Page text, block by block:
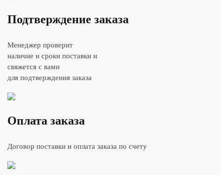
Подтверждение заказа
Менеджер проверит
наличие и сроки поставки и
свяжется с вами
для подтверждения заказа
Оплата заказа
Договор поставки и оплата заказа по счету